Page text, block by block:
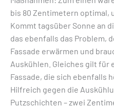
bis 80 Zentimetern optimal,
Kommt tagsüber Sonne an
das ebenfalls das Problem,
Fassade erwärmen und
Auskühlen. Gleiches gilt für
Fassade, die sich ebenfalls
Hilfreich gegen die
Putzschichten – zwei